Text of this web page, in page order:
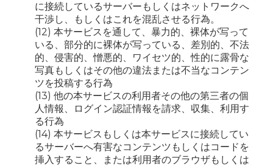
に接続しているサーバーもしくはネットワークへ
干渉し、もしくはこれを混乱させる行為。
(12) 本サービスを通して、暴力的、裸体が写って
いる、部分的に裸体が写っている、差別的、不法
的、侵害的、憎悪的、ワイセツ的、性的に露骨な
写真もしくはその他の違法または不当なコンテン
ツを投稿する行為
(13) 他の本サービスの利用者その他の第三者の個
人情報、ログイン認証情報を請求、収集、利用す
る行為
(14) 本サービスもしくは本サービスに接続してい
るサーバーへ有害なコンテンツもしくはコードを
挿入すること、または利用者のブラウザもしくは